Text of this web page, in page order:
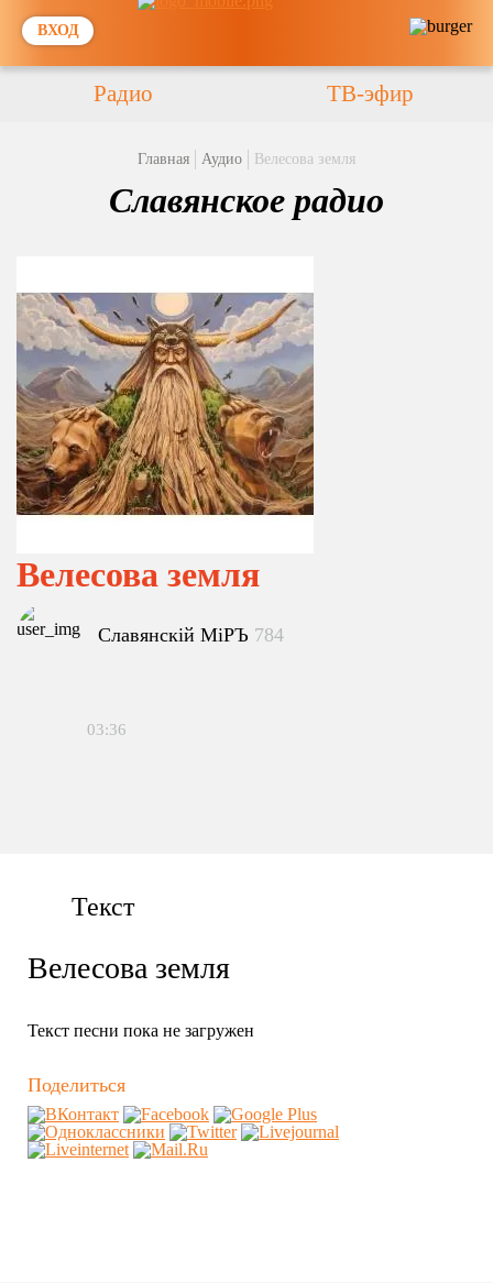
ВХОД
Радио ТВ-эфир
Главная Аудио Велесова земля
Славянское радио
Велесова земля
Славянскiй МiРЪ 784
03:36
Текст
Велесова земля
Текст песни пока не загружен
Поделиться